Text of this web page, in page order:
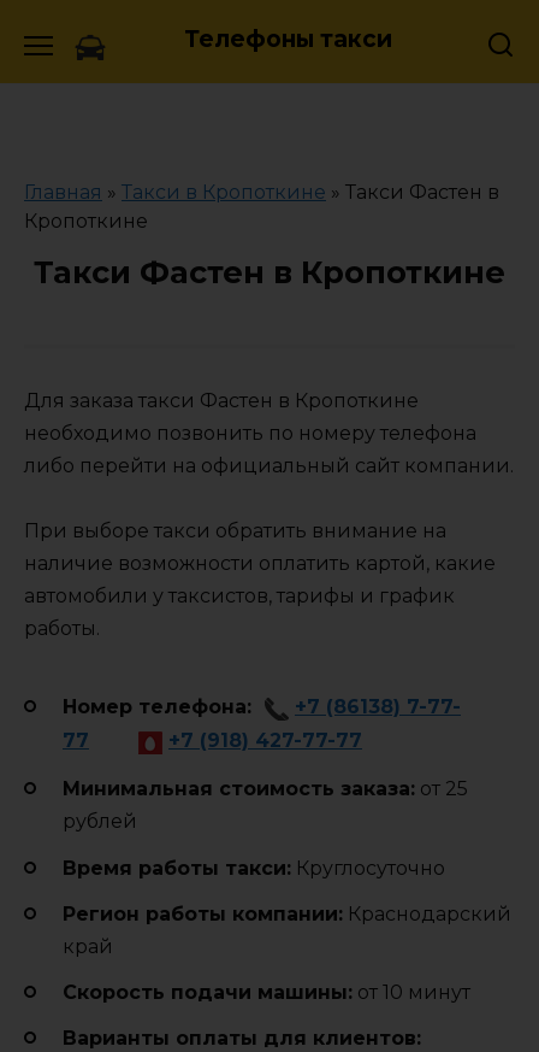
Телефоны такси
Главная » Такси в Кропоткине » Такси Фастен в
Кропоткине
Такси Фастен в Кропоткине
Для заказа такси Фастен в Кропоткине
необходимо позвонить по номеру телефона
либо перейти на официальный сайт компании.
При выборе такси обратить внимание на
наличие возможности оплатить картой, какие
автомобили у таксистов, тарифы и график
работы.
Номер телефона:
+7 (86138) 7-77-
77
+7 (918) 427-77-77
Минимальная стоимость заказа: от 25
рублей
Время работы такси: Круглосуточно
Регион работы компании: Краснодарский
край
Cкорость подачи машины: от 10 минут
Варианты оплаты для клиентов: